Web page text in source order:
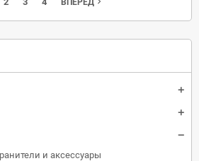
и аксессуары